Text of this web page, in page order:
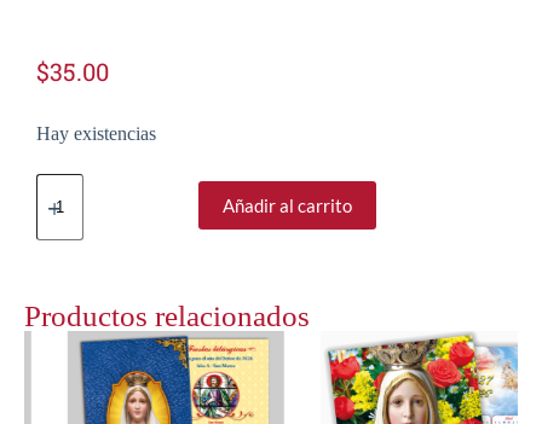
$35.00
Hay existencias
Añadir al carrito
Productos relacionados